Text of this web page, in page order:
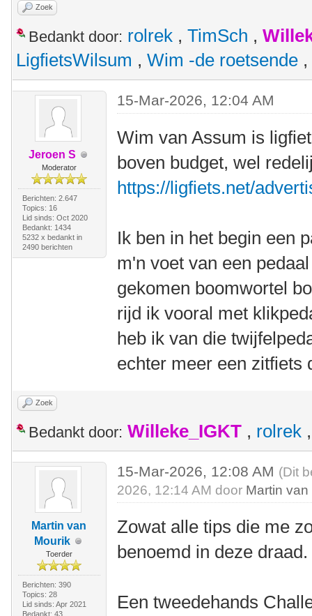
Zoek
Bedankt door: rolrek , TimSch ,
LigfietsWilsum , Wim -de roetsende ,
Jeroen S
Moderator
Berichten: 2.647
Topics: 16
Lid sinds: Oct 2020
Bedankt: 1434
5232 x bedankt in
2490 berichten
15-Mar-2026, 12:04 AM
Wim van Assum is
boven budget, wel
https://ligfiets.net/
Ik ben in het begin een
m'n voet van een
gekomen boomwortel
rijd ik vooral met
heb ik van die
echter meer een zitfiets
Zoek
Bedankt door: Willeke_IGKT , rolrek
Martin van
Mourik
Toerder
Berichten: 390
Topics: 28
Lid sinds: Apr 2021
Bedankt: 43
15-Mar-2026, 12:08 AM (Dit
2026, 12:14 AM door Martin
Zowat alle tips die me
benoemd in deze draad.
Een tweedehands